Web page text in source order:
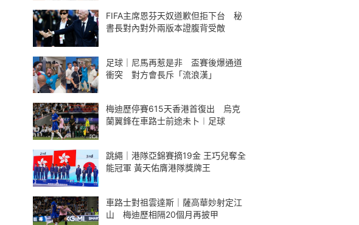
FIFA主席恩芬天奴道歉但拒下台 秘
書長對內對外兩版本證腹背受敵
足球｜尼馬再惹是非 盃賽後爆通道
衝突 對方會長斥「流浪漢」
梅迪歷停賽615天香港首復出 烏克
蘭翼鋒在車路士前途未卜︱足球
跳繩｜港隊亞錦賽摘19金 王巧兒奪全
能冠軍 黃天佑膺港隊獎牌王
車路士對祖雲達斯｜薩高華妙射定江
山 梅迪歷相隔20個月再披甲